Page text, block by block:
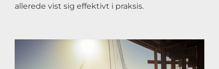
allerede vist sig effektivt i praksis.